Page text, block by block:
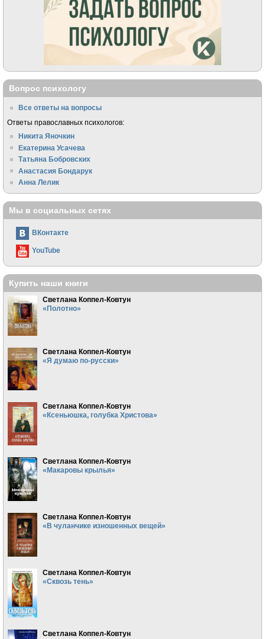
Вопрос психологу
Все ответы на вопросы
Ответы православных психологов:
Никита Яночкин
Екатерина Усачева
Татьяна Бобровских
Анастасия Бондарук
Анна Лелик
Мы в социальных сетях
ВКонтакте
YouTube
Купить наши книги
Светлана Коппел-Ковтун
«Полотно»
Светлана Коппел-Ковтун
«Я думаю по-русски»
Светлана Коппел-Ковтун
«Ксеньюшка, голубка Христова»
Светлана Коппел-Ковтун
«Макаровы крылья»
Светлана Коппел-Ковтун
«В чуланчике изношенных вещей»
Светлана Коппел-Ковтун
«Сквозь тень»
Светлана Коппел-Ковтун